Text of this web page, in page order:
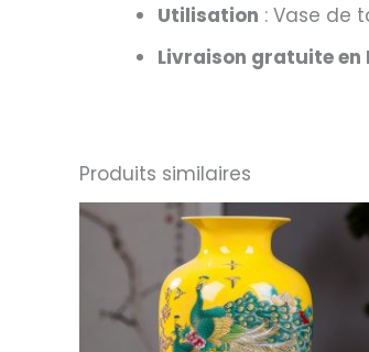
Utilisation : Vase de
Livraison gratuite en
Produits similaires
Le
prix
initial
était :
103.99€.
est :
78.99€.